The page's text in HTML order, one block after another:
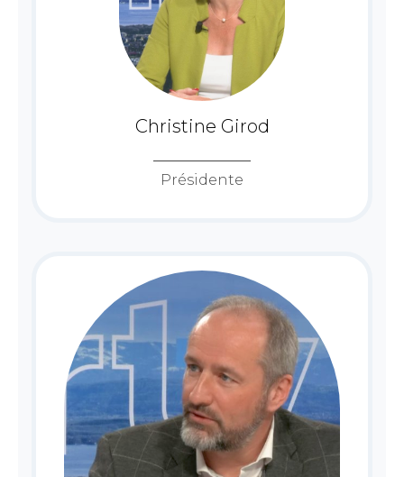
Christine Girod
Présidente